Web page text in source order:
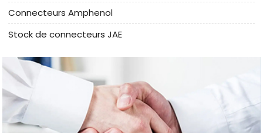
Connecteurs Amphenol
Stock de connecteurs JAE